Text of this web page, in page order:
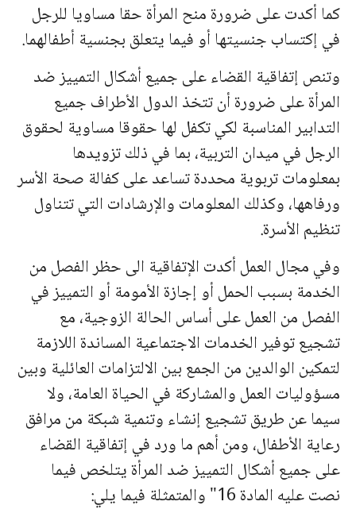
كما أكدت على ضرورة منح المرأة حقا مساويا للرجل
في إكتساب جنسيتها أو فيما يتعلق بجنسية أطفالهما.
وتنص إتفاقية القضاء على جميع أشكال التمييز ضد
المرأة على ضرورة أن تتخذ الدول الأطراف جميع
التدابير المناسبة لكي تكفل لها حقوقا مساوية لحقوق
الرجل في ميدان التربية، بما في ذلك تزويدها
بمعلومات تربوية محددة تساعد على كفالة صحة الأسر
ورفاهها، وكذلك المعلومات والإرشادات التي تتناول
تنظيم الأسرة.
وفي مجال العمل أكدت الإتفاقية الى حظر الفصل من
الخدمة بسبب الحمل أو إجازة الأمومة أو التمييز في
الفصل من العمل على أساس الحالة الزوجية، مع
تشجيع توفير الخدمات الاجتماعية المساندة اللازمة
لتمكين الوالدين من الجمع بين الالتزامات العائلية وبين
مسؤوليات العمل والمشاركة في الحياة العامة، ولا
سيما عن طريق تشجيع إنشاء وتنمية شبكة من مرافق
رعاية الأطفال، ومن أهم ما ورد في إتفاقية القضاء
على جميع أشكال التمييز ضد المرأة يتلخص فيما
نصت عليه المادة 16" والمتمثلة فيما يلي: